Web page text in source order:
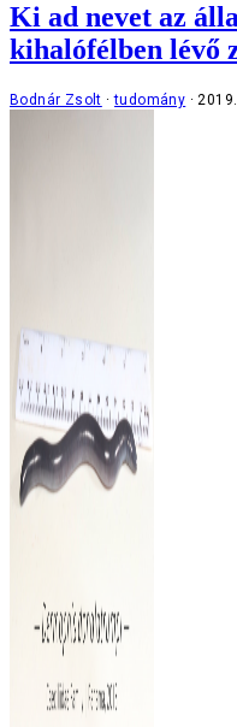
Ki ad nevet az
kihalófélben lévő
Bodnár Zsolt tudomány